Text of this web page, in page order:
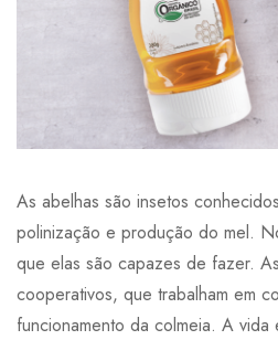
As abelhas são insetos
polinização e produção do mel.
que elas são capazes de fazer.
cooperativos, que trabalham em
funcionamento da colmeia. A vida